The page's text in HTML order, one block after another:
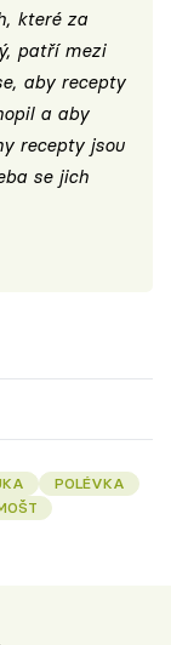
které za
patří mezi
aby recepty
a aby
recepty jsou
se jich
POLÉVKA